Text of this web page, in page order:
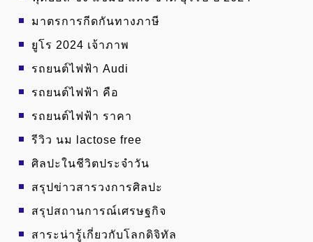
มาตรการกีดกันทางภาษี
ยูโร 2024 เจ้าภาพ
รถยนต์ไฟฟ้า Audi
รถยนต์ไฟฟ้า คือ
รถยนต์ไฟฟ้า ราคา
รีวิว นม lactose free
ศิลปะในชีวิตประจำวัน
สรุปข่าวสารวงการศิลปะ
สรุปสถานการณ์เศรษฐกิจ
สาระน่ารู้เกี่ยวกับโลกดิจิทัล